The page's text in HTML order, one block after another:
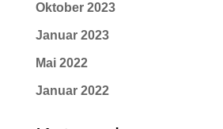
Oktober 2023
Januar 2023
Mai 2022
Januar 2022